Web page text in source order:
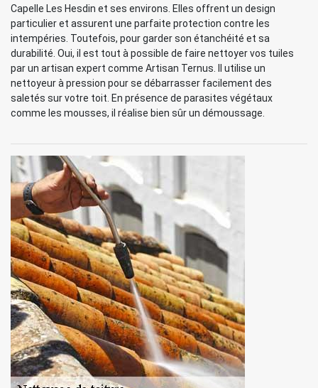
Capelle Les Hesdin et ses environs. Elles offrent un design
particulier et assurent une parfaite protection contre les
intempéries. Toutefois, pour garder son étanchéité et sa
durabilité. Oui, il est tout à possible de faire nettoyer vos tuiles
par un artisan expert comme Artisan Ternus. Il utilise un
nettoyeur à pression pour se débarrasser facilement des
saletés sur votre toit. En présence de parasites végétaux
comme les mousses, il réalise bien sûr un démoussage.